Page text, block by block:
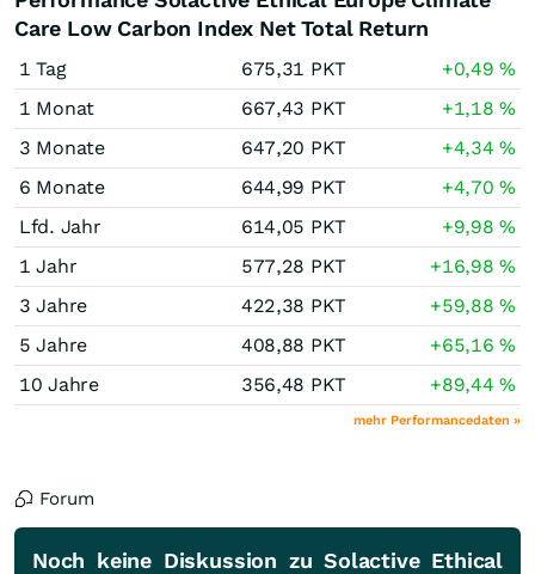
Care Low Carbon Index Net Total Return
1 Tag 675,31 PKT +0,49%
1 Monat
667,43 PKT +1,18%
3 Monate
647,20 PKT +4,34%
6 Monate
644,99 PKT +4,70%
Lfd. Jahr
614,05 PKT +9,98%
1 Jahr
577,28 PKT +16,98%
3 Jahre
422,38 PKT +59,88%
5 Jahre
408,88 PKT +65,16%
10 Jahre
356,48 PKT +89,44%
mehr Performancedaten »
Forum
Noch keine Diskussion zu Solactive Ethical